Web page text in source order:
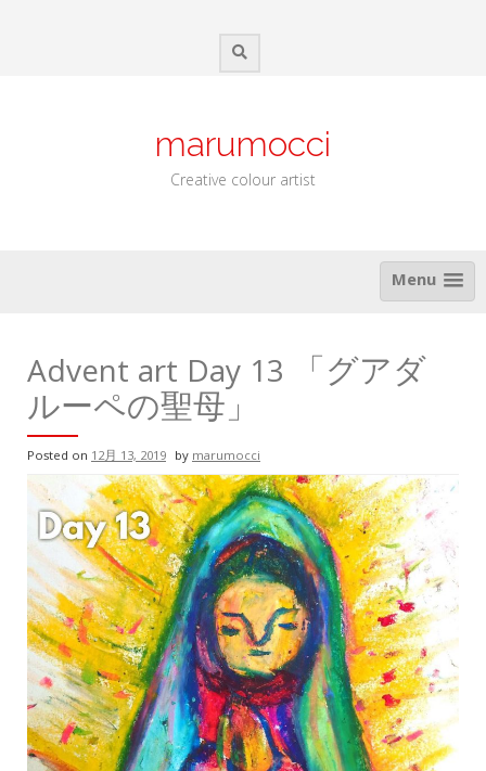
marumocci
Creative colour artist
Menu
Advent art Day 13 「グアダ
ルーペの聖母」
Posted on 12月 13, 2019 bymarumocci